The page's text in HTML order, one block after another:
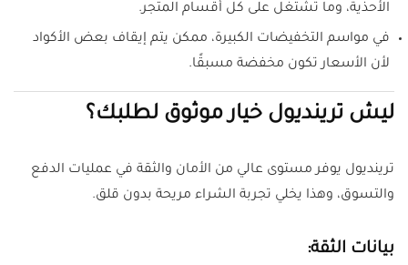
الأحذية، وما تشتغل على كل أقسام المتجر.
في مواسم التخفيضات الكبيرة، ممكن يتم إيقاف بعض الأكواد
لأن الأسعار تكون مخفضة مسبقًا.
ليش ترينديول خيار موثوق لطلبك؟
ترينديول يوفر مستوى عالي من الأمان والثقة في عمليات الدفع
والتسوق، وهذا يخلي تجربة الشراء مريحة بدون قلق.
بيانات الثقة: